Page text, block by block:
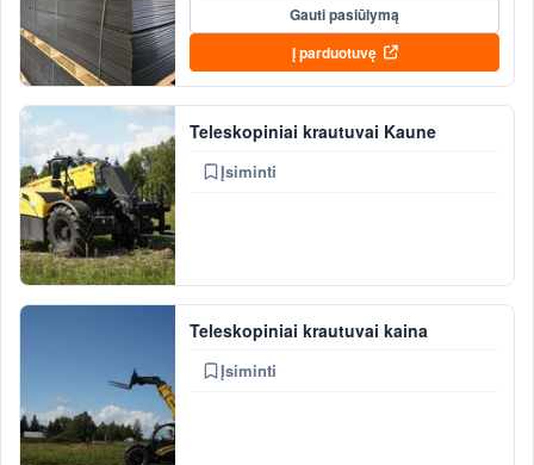
Gauti pasiūlymą
Į parduotuvę
Teleskopiniai krautuvai Kaune
Įsiminti
Teleskopiniai krautuvai kaina
Įsiminti